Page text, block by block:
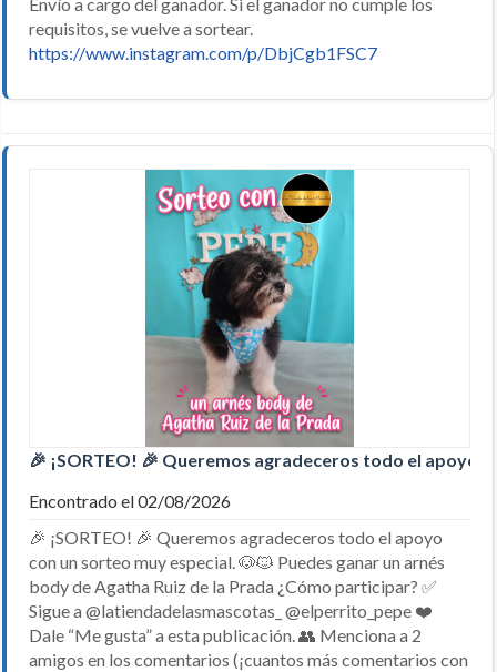
requisitos, se vuelve a sortear.
https://www.instagram.com/p/DbjCgb1FSC7
🎉 ¡SORTEO! 🎉 Queremos agradeceros todo el apoyo
Encontrado el 02/08/2026
🎉 ¡SORTEO! 🎉 Queremos agradeceros todo el apoyo
con un sorteo muy especial. 🐶🐱 Puedes ganar un arnés
body de Agatha Ruiz de la Prada ¿Cómo participar? ✅
Sigue a @latiendadelasmascotas_ @elperrito_pepe ❤️
Dale “Me gusta” a esta publicación. 👥 Menciona a 2
amigos en los comentarios (¡cuantos más comentarios con